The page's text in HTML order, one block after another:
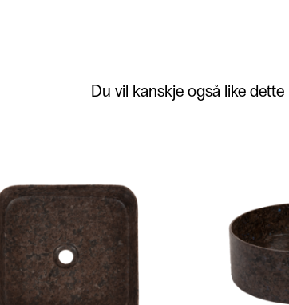
Du vil kanskje også like dette